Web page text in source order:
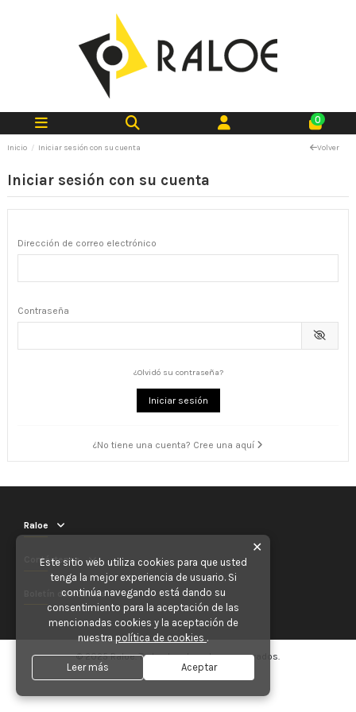
0
Inicio Iniciar sesión con su cuenta Volver
Iniciar sesión con su cuenta
Dirección de correo electrónico
Contraseña
¿Olvidó su contraseña?
Iniciar sesión
¿No tiene una cuenta? Cree una aquí
Raloe
Contáctenos
Boletín de noticias
© 2025 Raloe. Todos los derechos reservados.
✕
Este sitio web utiliza cookies para que usted
tenga la mejor experiencia de usuario. Si
continúa navegando está dando su
consentimiento para la aceptación de las
mencionadas cookies y la aceptación de
nuestra política de cookies .
Leer más Aceptar